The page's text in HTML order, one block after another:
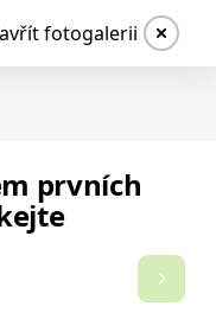
fotogalerii
prvních